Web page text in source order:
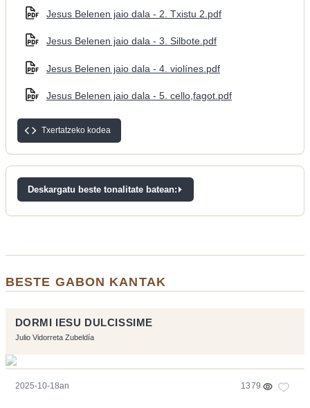
Jesus Belenen jaio dala - 2. Txistu 2.pdf
Jesus Belenen jaio dala - 3. Silbote.pdf
Jesus Belenen jaio dala - 4. violínes.pdf
Jesus Belenen jaio dala - 5. cello,fagot.pdf
Txertatzeko kodea
Deskargatu beste tonalitate batean:
BESTE GABON KANTAK
DORMI IESU DULCISSIME
Julio Vidorreta Zubeldía
2025-10-18an 1379